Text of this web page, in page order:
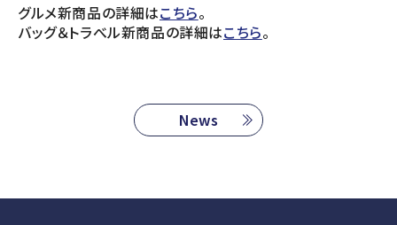
グルメ新商品の詳細はこちら。
バッグ＆トラべル新商品の詳細はこちら。
News